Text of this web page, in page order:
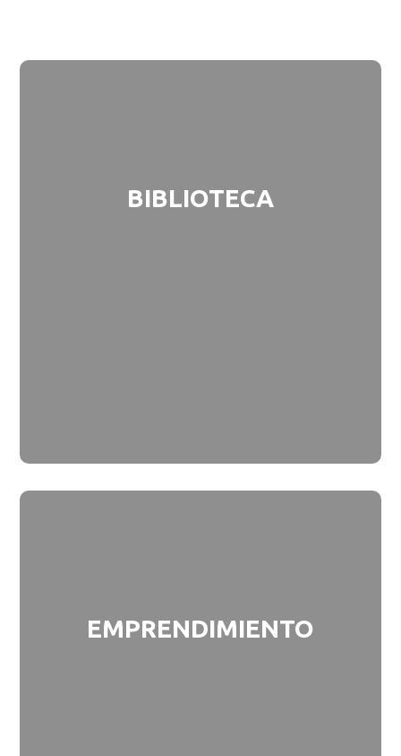
BIBLIOTECA
EMPRENDIMIENTO